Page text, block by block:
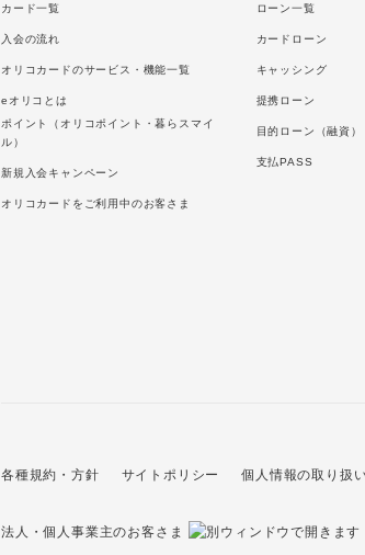
カード一覧
入会の流れ
オリコカードのサービス・機能一覧
eオリコとは
ポイント（オリコポイント・暮らスマイ
ル）
新規入会キャンペーン
オリコカードをご利用中のお客さま
ローン一覧
カードローン
キャッシング
提携ローン
目的ローン（融資）
支払PASS
法人・個人事業主のお客さま
各種規約・方針 サイトポリシー 個人情報の取り扱